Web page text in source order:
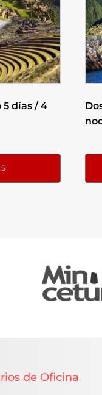
días / 4
de Oficina